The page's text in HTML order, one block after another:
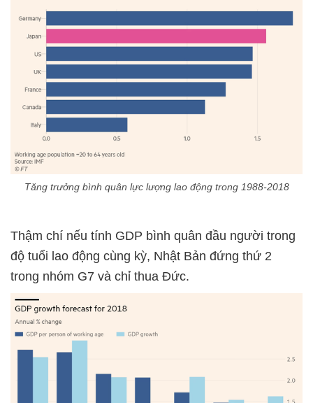
Tăng trưởng bình quân lực lượng lao động trong 1988-2018
Thậm chí nếu tính GDP bình quân đầu người trong
độ tuổi lao động cùng kỳ, Nhật Bản đứng thứ 2
trong nhóm G7 và chỉ thua Đức.